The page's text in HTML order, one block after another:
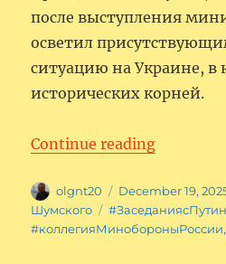
после выступления
осветил
ситуацию на Украине, в
исторических корней.
Continue reading
Author
olgnt20
Posted
on
December 19,
Шумского
Tags
#коллегияМинобороныРоссии